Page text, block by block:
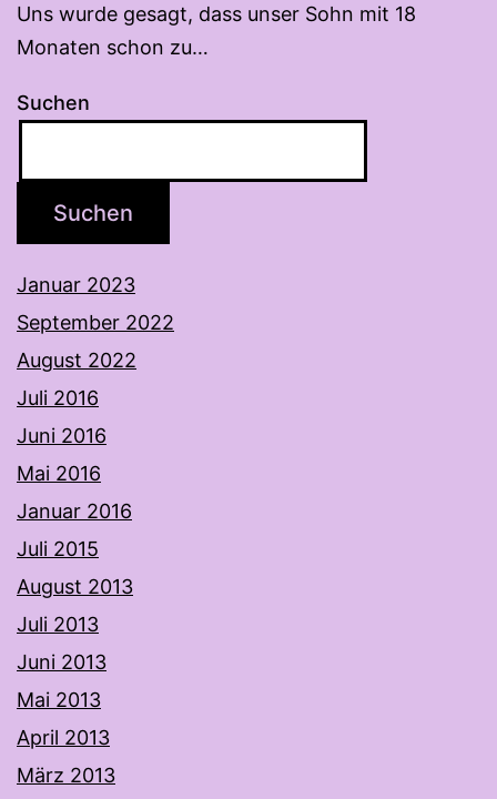
Uns wurde gesagt, dass unser Sohn mit 18
Monaten schon zu…
Suchen
Suchen
Januar 2023
September 2022
August 2022
Juli 2016
Juni 2016
Mai 2016
Januar 2016
Juli 2015
August 2013
Juli 2013
Juni 2013
Mai 2013
April 2013
März 2013